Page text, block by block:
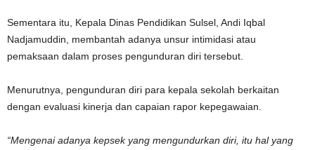
Sementara itu, Kepala Dinas Pendidikan Sulsel, Andi Iqbal
Nadjamuddin , membantah adanya unsur intimidasi atau
pemaksaan dalam proses pengunduran diri tersebut.
Menurutnya, pengunduran diri para kepala sekolah berkaitan
dengan evaluasi kinerja dan capaian rapor kepegawaian.
“Mengenai adanya kepsek yang mengundurkan diri, itu hal yang